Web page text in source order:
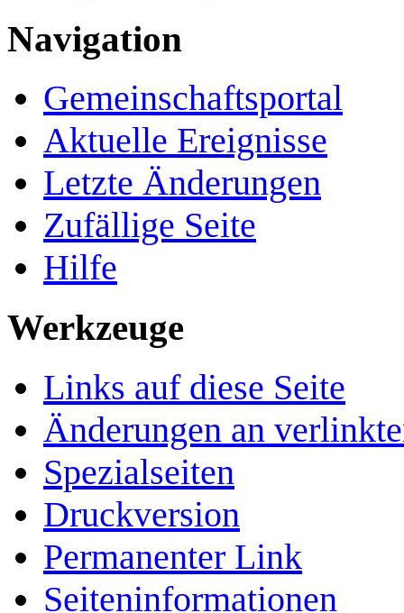
Navigation
Gemeinschafts­portal
Aktuelle Ereignisse
Letzte Änderungen
Zufällige Seite
Hilfe
Werkzeuge
Links auf diese Seite
Änderungen an
Spezialseiten
Druckversion
Permanenter Link
Seiten­­informationen